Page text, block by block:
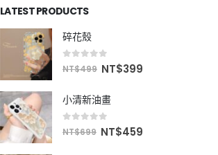
LATEST PRODUCTS
碎花殼
0out of 5
NT$499 NT$399
小清新油畫
0out of 5
NT$699 NT$459